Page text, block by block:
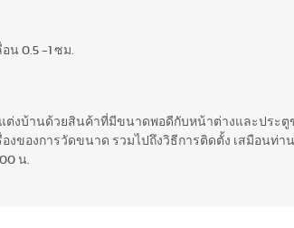
0.5 -1 ซม.
แต่งบ้านด้วยสินค้าที่มีขนาดพอดีกับหน้าต่างและประ
องของการวัดขนาด รวมไปถึงวิธีการติดตั้ง เสมือนท่
น.